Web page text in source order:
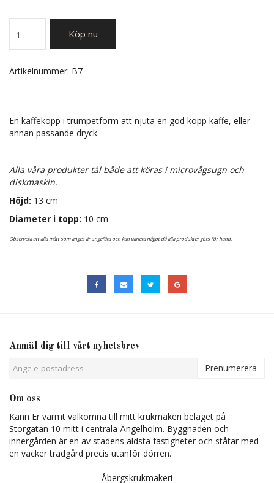
Köp nu
Artikelnummer: B7
En kaffekopp i trumpetform att njuta en god kopp kaffe, eller
annan passande dryck.
Alla våra produkter tål både att köras i microvågsugn och
diskmaskin.
Höjd: 13 cm
Diameter i topp: 10 cm
Observera att alla mått som anges är ungefära och kan variera något då alla produkter görs för hand.
Anmäl dig till vårt nyhetsbrev
Prenumerera
Om oss
Känn Er varmt välkomna till mitt krukmakeri beläget på
Storgatan 10 mitt i centrala Ängelholm. Byggnaden och
innergården är en av stadens äldsta fastigheter och ståtar med
en vacker trädgård precis utanför dörren.
Åbergskrukmakeri